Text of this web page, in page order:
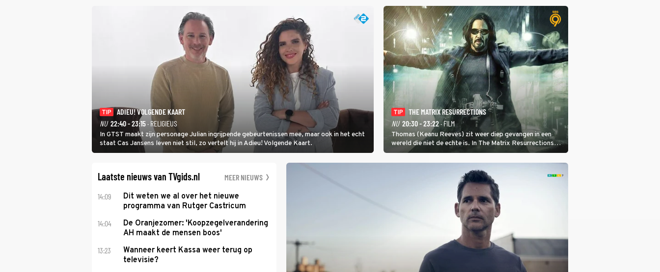
TIP
ADIEU! VOLGENDE KAART
NU 22:40 - 23:15 · RELIGIEUS
In GTST maakt zijn personage Julian ingrijpende gebeurtenissen mee, maar ook in het echt
staat Cas Jansens leven niet stil, zo vertelt hij in Adieu! Volgende Kaart.
TIP
THE MATRIX RESURRECTIONS
NU 20:30 - 23:22· FILM
Thomas (Keanu Reeves) zit weer diep gevangen in een
wereld die niet de echte is. In The Matrix Resurrections
gaat Thomas proberen uit deze schijnwereld te
ontsnappen.
Laatste nieuws van TVgids.nl MEER NIEUWS
14:09
Dit weten we al over het nieuwe
programma van Rutger Castricum
14:04
De Oranjezomer: 'Koopzegelverandering
AH maakt de mensen boos'
13:23
Wanneer keert Kassa weer terug op
televisie?